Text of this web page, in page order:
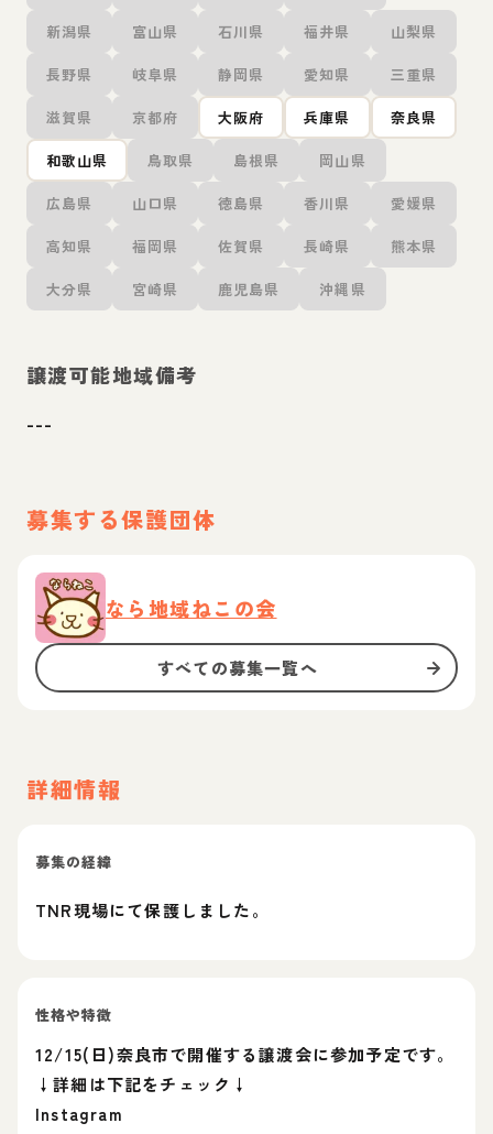
新潟県 富山県 石川県 福井県 山梨県
長野県 岐阜県 静岡県 愛知県 三重県
滋賀県 京都府 大阪府 兵庫県 奈良県
和歌山県 鳥取県 島根県 岡山県
広島県 山口県 徳島県 香川県 愛媛県
高知県 福岡県 佐賀県 長崎県 熊本県
大分県 宮崎県 鹿児島県 沖縄県
譲渡可能地域備考
---
募集する保護団体
なら地域ねこの会
すべての募集一覧へ
詳細情報
募集の経緯
TNR現場にて保護しました。
性格や特徴
12/15(日)奈良市で開催する譲渡会に参加予定です。
↓詳細は下記をチェック↓
Instagram